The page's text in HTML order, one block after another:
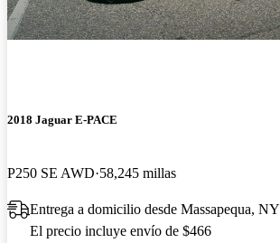
2018 Jaguar E-PACE
P250 SE AWD 58,245 millas
Entrega a domicilio desde Massapequa, NY
El precio incluye envío de $466